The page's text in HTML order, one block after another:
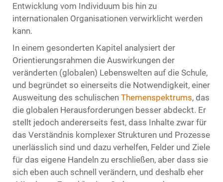
Entwicklung vom Individuum bis hin zu
internationalen Organisationen verwirklicht werden
kann.
In einem gesonderten Kapitel analysiert der
Orientierungsrahmen die Auswirkungen der
veränderten (globalen) Lebenswelten auf die Schule,
und begründet so einerseits die Notwendigkeit, einer
Ausweitung des schulischen Themenspektrums, das
die globalen Herausforderungen besser abdeckt. Er
stellt jedoch andererseits fest, dass Inhalte zwar für
das Verständnis komplexer Strukturen und Prozesse
unerlässlich sind und dazu verhelfen, Felder und Ziele
für das eigene Handeln zu erschließen, aber dass sie
sich eben auch schnell verändern, und deshalb eher